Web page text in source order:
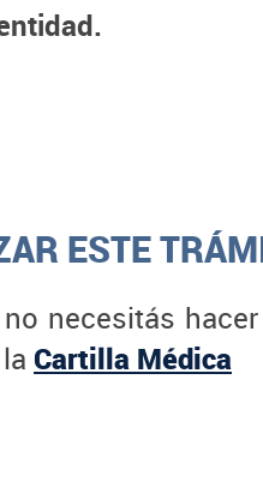
ESTE
necesitás hacer
Cartilla Médica